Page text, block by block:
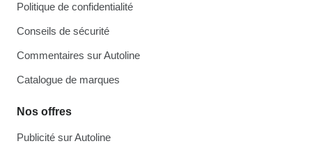
Politique de confidentialité
Conseils de sécurité
Commentaires sur Autoline
Catalogue de marques
Nos offres
Publicité sur Autoline